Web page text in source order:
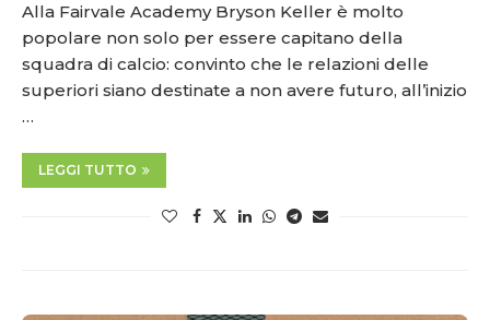
Alla Fairvale Academy Bryson Keller è molto
popolare non solo per essere capitano della
squadra di calcio: convinto che le relazioni delle
superiori siano destinate a non avere futuro, all’inizio
…
LEGGI TUTTO